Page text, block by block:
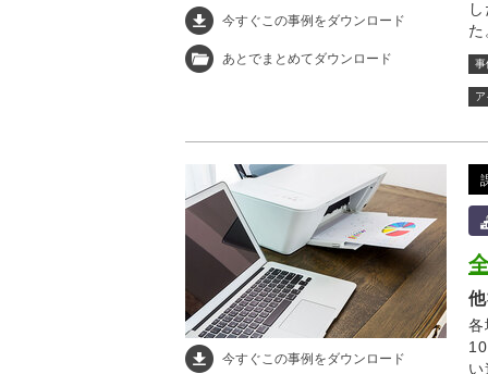
今すぐこの事例をダウンロード
あとでまとめてダウンロード
消
事
今すぐこの事例をダウンロード
各